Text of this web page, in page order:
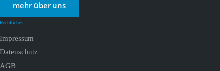
mehr über uns
Rechtliches
Impressum
Datenschutz
AGB